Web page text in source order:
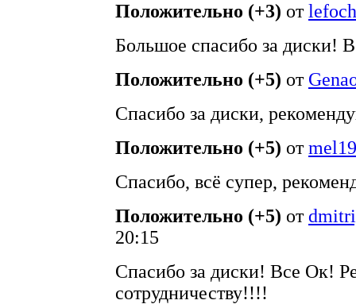
Положительно (+3) от
Большое спасибо за диски!
Положительно (+5) от
Спасибо за диски,
Положительно (+5) от
Спасибо, всё супер,
Положительно (+5) от
20:15
Спасибо за диски! Все Ок!
сотрудничеству!!!!